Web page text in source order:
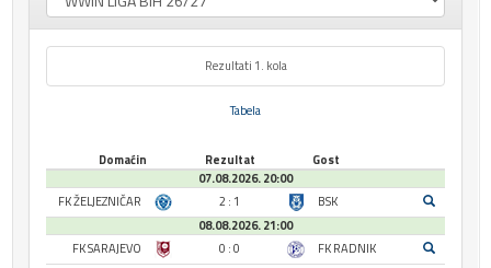
Rezultati 1. kola
Tabela
Domaćin Rezultat
Gost
07.08.2026. 20:00
FK ŽELJEZNIČAR
2 : 1
BSK
08.08.2026. 21:00
FK SARAJEVO
0 : 0
FK RADNIK